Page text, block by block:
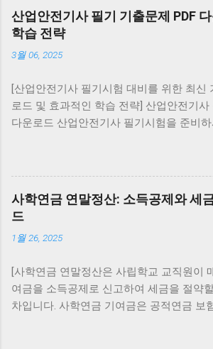
에서 카카오톡 업데이트 복구
글 플레이 스토어 → 카카오톡
경로 사용을 권장 대화 내역 유
백업 을 통해 데이터를 저장하세
카카오톡 업데이트 복구 구버전
후 앱스토어에서 최신 버전 재
iCloud 백업 을 통해 복원 가능
데이트 복구 PC 카카오톡은 실
복구 최신 버전 복구 안드로이
안 위험 존재) 가능 (플레이스
(iOS) 불가능 가능 (앱스토어 재
능 (공식 홈페이지 재설치) 주
산업안전기사 필기 기출문제 PDF
학습 전략
3월 06, 2025
[산업안전기사 필기시험 대비를 위한 최신
로드 및 효과적인 학습 전략] 산업안전기
다운로드 산업안전기사 필기시험을 준비
2016년부터 2022년까지의 7개년 기출문
있습니다. 이 자료에는 교사용(정답 표시),
집(해설 및 정답 포함) 버전이 포함되어 있
에 맞게 활용할 수 있습니다. 기출문제 다운
CBT 활용 인터넷을 통해 다양한 자격시험
수 있는 전자문제집 CBT 사이트를 활용해
이 공부할 수 있습니다. CBT 문제 풀기 산
및 출제유형 산업안전기사 필기시험은 총
되어 있습니다: 안전관리론 인간공학 및 시
안전기술 각 과목은 객관식 4지 택일형으
사학연금 연말정산: 소득공제와 세
드
1월 26, 2025
[사학연금 연말정산은 사립학교 교직원이
여금을 소득공제로 신고하여 세금을 절약
차입니다. 사학연금 기여금은 공적연금 보
연금 연말정산 절차, 준비 서류, 소득공제